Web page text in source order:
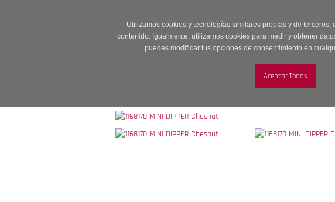
Utilizamos cookies y tecnologías similares propias y de
contenido. Igualmente, utilizamos cookies para medir y obtener
puedes modificar tus opciones de consentimiento en
MUJER HOMBRE